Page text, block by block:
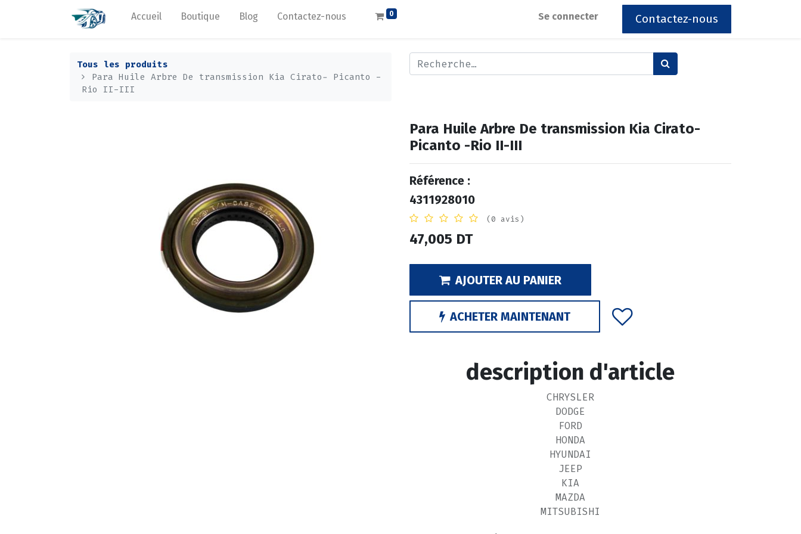
Accueil Boutique Blog Contactez-nous 0 Se connecter Contactez-nous
Tous les produits
Para Huile Arbre De transmission Kia Cirato- Picanto -
Rio II-III
Para Huile Arbre De transmission Kia Cirato-
Picanto -Rio II-III
Référence :
4311928010
(0 avis)
47,005 DT
AJOUTER AU PANIER
ACHETER MAINTENANT
description d'article
CHRYSLER
DODGE
FORD
HONDA
HYUNDAI
JEEP
KIA
MAZDA
MITSUBISHI